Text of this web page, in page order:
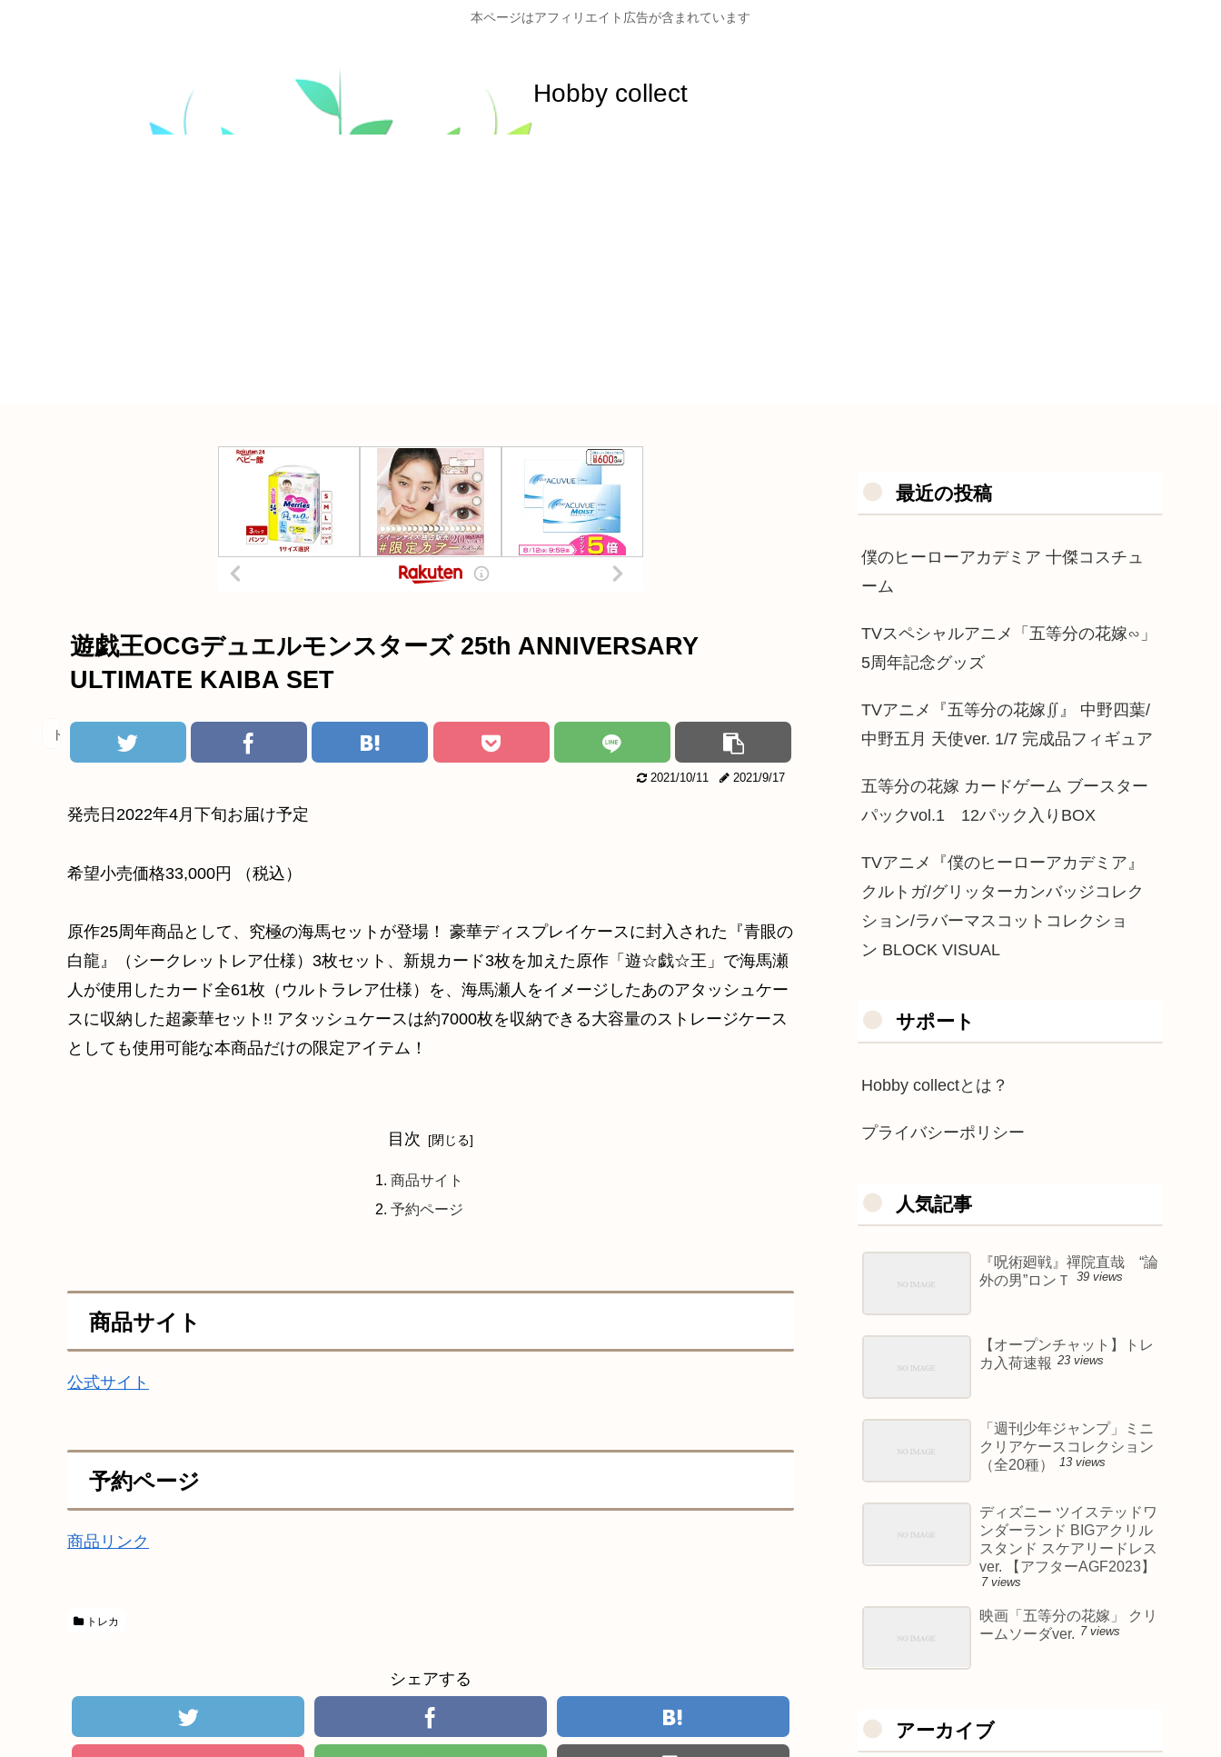
本ページはアフィリエイト広告が含まれています
Hobby collect
遊戯王OCGデュエルモンスターズ 25th ANNIVERSARY
ULTIMATE KAIBA SET
トレカ
2021/10/11 2021/9/17
発売日2022年4月下旬お届け予定
希望小売価格33,000円 （税込）
原作25周年商品として、究極の海馬セットが登場！ 豪華ディスプレイケースに封入された『青眼の
白龍』（シークレットレア仕様）3枚セット、新規カード3枚を加えた原作「遊☆戯☆王」で海馬瀬
人が使用したカード全61枚（ウルトラレア仕様）を、海馬瀬人をイメージしたあのアタッシュケー
スに収納した超豪華セット!! アタッシュケースは約7000枚を収納できる大容量のストレージケース
としても使用可能な本商品だけの限定アイテム！
目次
商品サイト
予約ページ
商品サイト
公式サイト
予約ページ
商品リンク
トレカ
シェアする
最近の投稿
僕のヒーローアカデミア 十傑コスチュ
ーム
TVスペシャルアニメ「五等分の花嫁∽」
5周年記念グッズ
TVアニメ『五等分の花嫁∬』 中野四葉/
中野五月 天使ver. 1/7 完成品フィギュア
五等分の花嫁 カードゲーム ブースター
パックvol.1 12パック入りBOX
TVアニメ『僕のヒーローアカデミア』
クルトガ/グリッターカンバッジコレク
ション/ラバーマスコットコレクショ
ン BLOCK VISUAL
サポート
Hobby collectとは？
プライバシーポリシー
人気記事
『呪術廻戦』禪院直哉 “論
外の男”ロンＴ
39 views
【オープンチャット】トレ
カ入荷速報 23 views
「週刊少年ジャンプ」ミニ
クリアケースコレクション
（全20種）
13 views
ディズニー ツイステッドワ
ンダーランド BIGアクリル
スタンド スケアリードレス
ver. 【アフターAGF2023】
7 views
映画「五等分の花嫁」 クリ
ームソーダver. 7 views
アーカイブ